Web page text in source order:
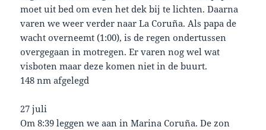
moet uit bed om even het dek bij te lichten. Daarna
varen we weer verder naar La Coruña. Als papa de
wacht overneemt (1:00), is de regen ondertussen
overgegaan in motregen. Er varen nog wel wat
visboten maar deze komen niet in de buurt.
148 nm afgelegd
27 juli
Om 8:39 leggen we aan in Marina Coruña. De zon